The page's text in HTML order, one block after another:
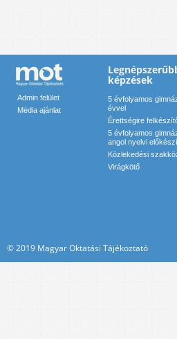
Admin felület
Média ajánlat
képzések
5 évfolyamos
évvel
Érettségire
5 évfolyamos
angol nyelvi
Közlekedési
Virágkötő
© 2019 Magyar Oktatási Tájékoztató